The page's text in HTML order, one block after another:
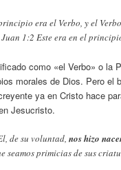
era el Verbo, y el
1:2 Este era en el
como «el Verbo» o la
morales de Dios. Pero el
ya en Cristo hace
Jesucristo.
de su voluntad,nos hizo
seamos primicias de sus